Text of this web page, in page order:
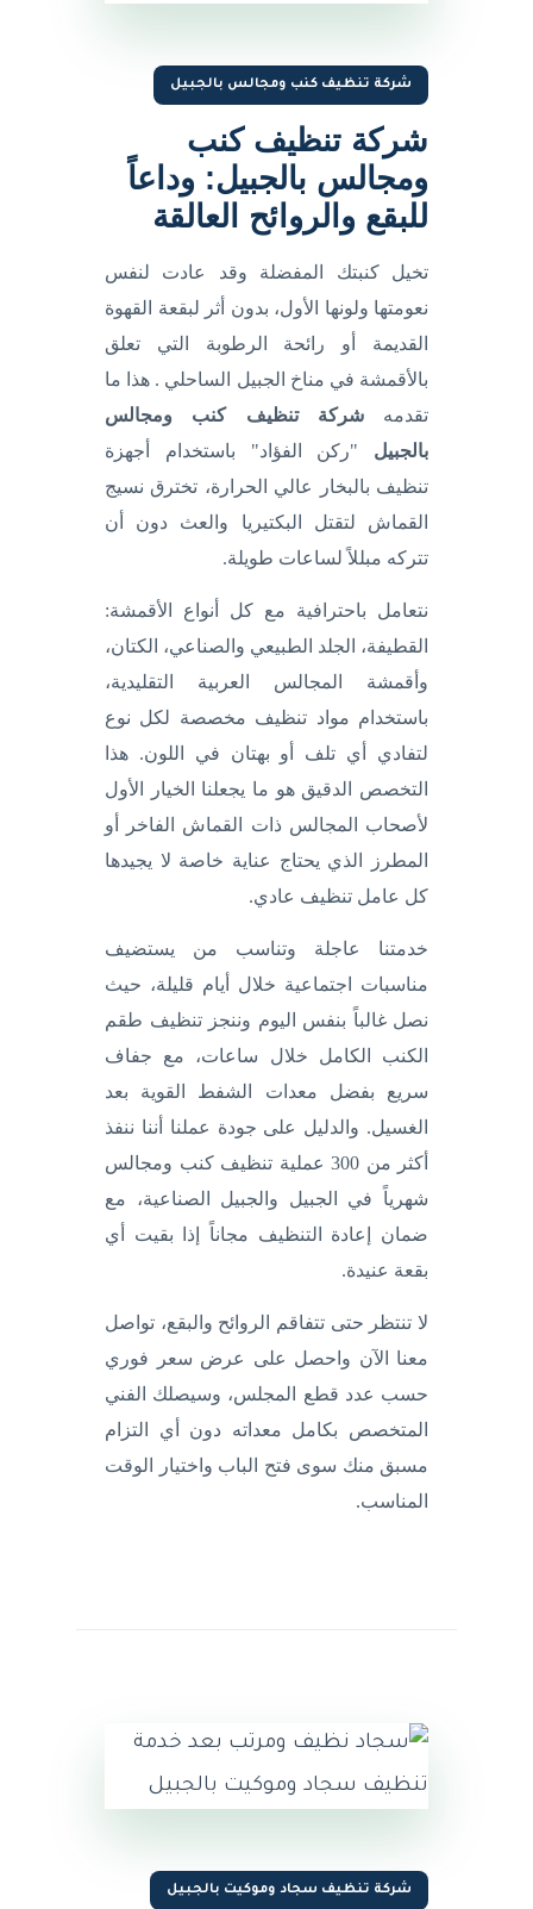
شركة تنظيف كنب ومجالس بالجبيل
شركة تنظيف كنب
ومجالس بالجبيل: وداعاً
للبقع والروائح العالقة
تخيل كنبتك المفضلة وقد عادت لنفس
نعومتها ولونها الأول، بدون أثر لبقعة القهوة
القديمة أو رائحة الرطوبة التي تعلق
بالأقمشة في مناخ الجبيل الساحلي . هذا ما
تقدمهشركة تنظيف كنب ومجالس
بالجبيل "ركن الفؤاد" باستخدام أجهزة
تنظيف بالبخار عالي الحرارة، تخترق نسيج
القماش لتقتل البكتيريا والعث دون أن
تتركه مبللاً لساعات طويلة.
نتعامل باحترافية مع كل أنواع الأقمشة:
القطيفة، الجلد الطبيعي والصناعي، الكتان،
وأقمشة المجالس العربية التقليدية،
باستخدام مواد تنظيف مخصصة لكل نوع
لتفادي أي تلف أو بهتان في اللون. هذا
التخصص الدقيق هو ما يجعلنا الخيار الأول
لأصحاب المجالس ذات القماش الفاخر أو
المطرز الذي يحتاج عناية خاصة لا يجيدها
كل عامل تنظيف عادي.
خدمتنا عاجلة وتناسب من يستضيف
مناسبات اجتماعية خلال أيام قليلة، حيث
نصل غالباً بنفس اليوم وننجز تنظيف طقم
الكنب الكامل خلال ساعات، مع جفاف
سريع بفضل معدات الشفط القوية بعد
الغسيل. والدليل على جودة عملنا أننا ننفذ
أكثر من 300 عملية تنظيف كنب ومجالس
شهرياً في الجبيل والجبيل الصناعية، مع
ضمان إعادة التنظيف مجاناً إذا بقيت أي
بقعة عنيدة.
لا تنتظر حتى تتفاقم الروائح والبقع، تواصل
معنا الآن واحصل على عرض سعر فوري
حسب عدد قطع المجلس، وسيصلك الفني
المتخصص بكامل معداته دون أي التزام
مسبق منك سوى فتح الباب واختيار الوقت
المناسب.
شركة تنظيف سجاد وموكيت بالجبيل